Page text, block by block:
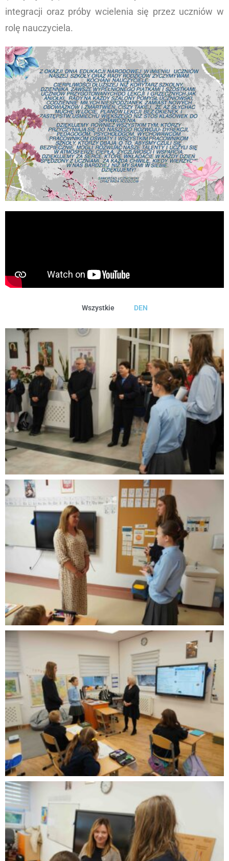
integracji oraz próby wcielenia się przez uczniów w
rolę nauczyciela.
Wszystkie DEN